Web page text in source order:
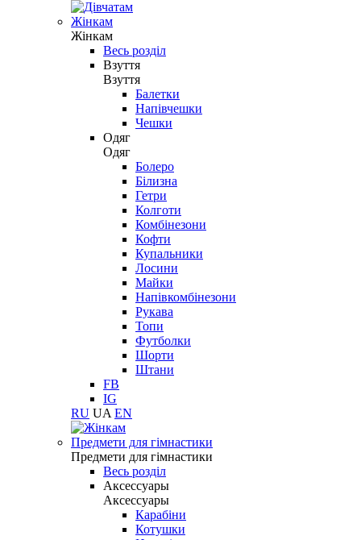
Жінкам
Жінкам
Весь розділ
Взуття
Взуття
Балетки
Напівчешки
Чешки
Одяг
Одяг
Болеро
Білизна
Гетри
Колготи
Комбінезони
Кофти
Купальники
Лосини
Майки
Напівкомбінезони
Рукава
Топи
Футболки
Шорти
Штани
FB
IG
RU UA EN
Предмети для гімнастики
Предмети для гімнастики
Весь розділ
Аксессуары
Аксессуары
Карабіни
Котушки